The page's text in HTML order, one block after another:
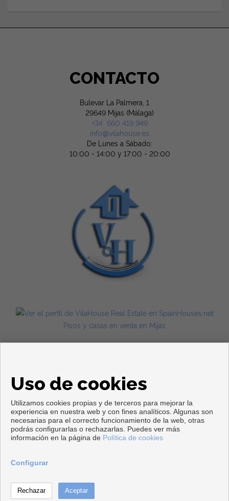
CONTACTO
Bulevar La Palmera, 1
29649 Mijas (Málaga)
+34 660 419 949
info@vilahouse.es
De Lunes a Sábado:
10:00 - 14:00 y 17:00 - 20:00
Pisos y casas en venta en Mijas
Copyright © 2026. Todos los derechos reservados.
Aviso legal |Política de privacidad |Política de Cookies
Uso de cookies
Utilizamos cookies propias y de terceros para mejorar la
experiencia en nuestra web y con fines analíticos. Algunas son
necesarias para el correcto funcionamiento de la web, otras
podrás configurarlas o rechazarlas. Puedes ver más
información en la página de Política de cookies
Configurar